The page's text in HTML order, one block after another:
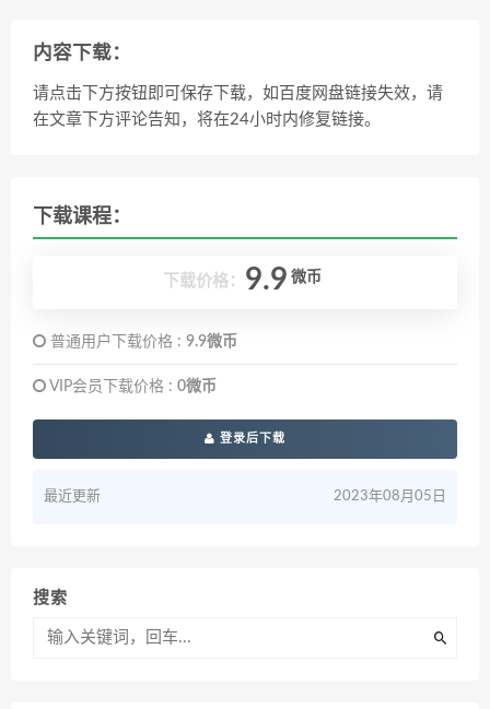
内容下载：
请点击下方按钮即可保存下载，如百度网盘链接失效，请
在文章下方评论告知，将在24小时内修复链接。
下载课程：
下载价格： 9.9 微币
普通用户下载价格 : 9.9微币
VIP会员下载价格 : 0微币
登录后下载
最近更新 2023年08月05日
搜索